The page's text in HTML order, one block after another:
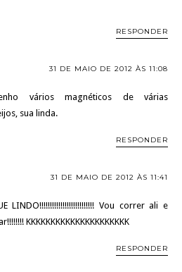
RESPONDER
31 DE MAIO DE 2012 ÀS 11:08
vários magnéticos de várias
sua linda.
RESPONDER
31 DE MAIO DE 2012 ÀS 11:41
LINDO!!!!!!!!!!!!!!!!!!!!!!!!!! Vou correr ali e
KKKKKKKKKKKKKKKKKKKKK
RESPONDER